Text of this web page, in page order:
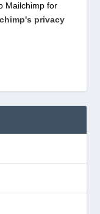
Mailchimp for
privacy